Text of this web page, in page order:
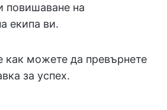
повишаване на
екипа ви.
как можете да превърнете
за успех.